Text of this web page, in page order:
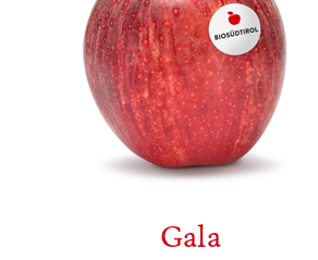
Gala